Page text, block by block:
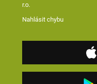
r.o.
Nahlásit chybu